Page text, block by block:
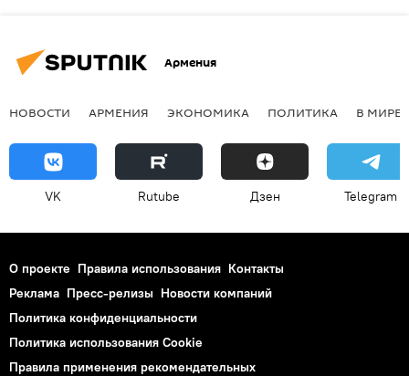
Армения
НОВОСТИ АРМЕНИЯ ЭКОНОМИКА ПОЛИТИКА В МИРЕ
VK Rutube Дзен Telegram
О проекте Правила использования Контакты
Реклама Пресс-релизы Новости компаний
Политика конфиденциальности
Политика использования Cookie
Правила применения рекомендательных